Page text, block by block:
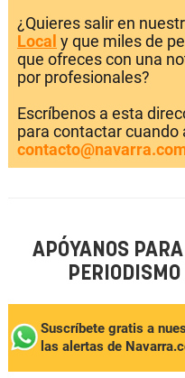
¿Quieres salir en
Local y que miles de
que ofreces con una
por profesionales?
Escríbenos a esta
para contactar cuando
APÓYANOS
Suscríbete gratis a
las alertas de